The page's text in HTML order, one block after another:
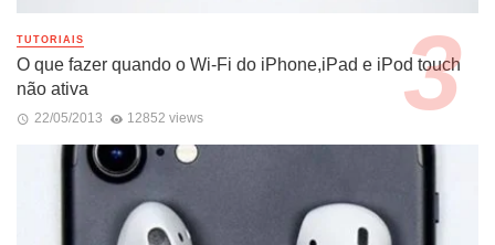
TUTORIAIS
O que fazer quando o Wi-Fi do iPhone,iPad e iPod touch
não ativa
22/05/2013 12852 views